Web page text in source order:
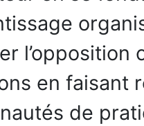
en faisant
de